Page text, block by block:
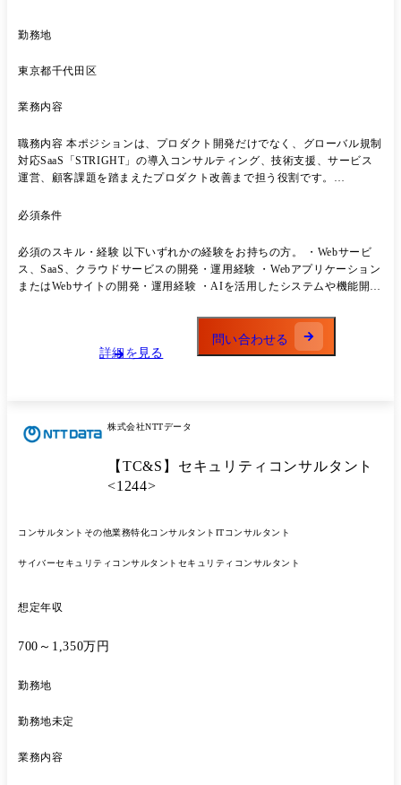
勤務地
東京都千代田区
業務内容
職務内容 本ポジションは、プロダクト開発だけでなく、グローバル規制
対応SaaS「STRIGHT」の導入コンサルティング、技術支援、サービス
運営、顧客課題を踏まえたプロダクト改善まで担う役割です。
ど、世界各国のプライバシー保護規制への対応を支援するSaaSです。 本
ら、導入支援、技術課題解決、機能改善、AI機能開発まで幅広く関与い
ただきます。 また、弁護士を含むグローバルデータ保護法の専門家と連
携し、法規制をサービス仕様や機能要件へ落とし込む業務にも携わりま
据えた新たなデータ保護・プライバシープラットフォームの企画・開発
も進めています。 AIとプライバシープラットフォームをつなぐ仕組み
や、同意・委任・データ利用条件を扱う次世代基盤の検討・実装にも関
サイト実装に関する技術支援 ・顧客要望や法規制変更を踏まえたプロダ
専門家との仕様検討 ・AI機能の要件定義・実装推進 ・データ保護・プ
ライバシーテック領域の新サービス企画・開発 ・AIとプライバシープ
に配属部署を異動した場合、実施する業務全般を変更する可能性あり 参
(https://www.iij.ad.jp/biz/privacy/) [世界で広がる「プライバシー保護規
[世界のプライバシー保護規制対応を支援するサイト]
必須条件
必須のスキル・経験 以下いずれかの経験をお持ちの方。 ・Webサービ
ス、SaaS、クラウドサービスの開発・運用経験 ・Webアプリケーション
またはWebサイトの開発・運用経験 ・AIを活用したシステムや機能開発
・要件定義、設計、運用改善などの実務経験 ・顧客や社内関係者と連携
しながら課題解決を行った経験 ※プライバシー保護規制に関する知識は
入社後に習得可能です。
詳細を見る
問い合わせる
株式会社NTTデータ
【TC&S】セキュリティコンサルタント
<1244>
コンサルタント その他業務特化コンサルタント ITコンサルタント
サイバーセキュリティコンサルタント セキュリティコンサルタント
想定年収
700～1,350万円
勤務地
勤務地未定
業務内容